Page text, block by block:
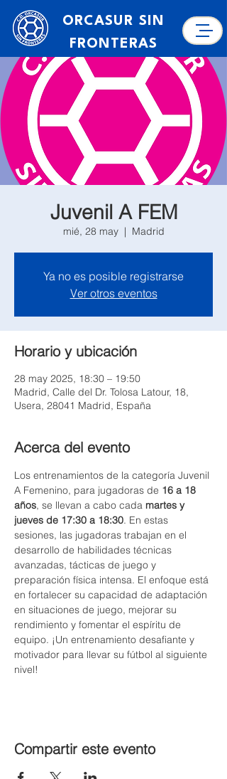
ORCASUR SIN
FRONTERAS
Juvenil A FEM
mié, 28 may
  |
Madrid
Ya no es posible registrarse
Ver otros eventos
Horario y ubicación
28 may 2025, 18:30 – 19:50
Madrid, Calle del Dr. Tolosa Latour, 18,
Usera, 28041 Madrid, España
Acerca del evento
Los entrenamientos de la categoría Juvenil
A Femenino, para jugadoras de 16 a 18
años, se llevan a cabo cada martes y
jueves de 17:30 a 18:30. En estas
sesiones, las jugadoras trabajan en el
desarrollo de habilidades técnicas
avanzadas, tácticas de juego y
preparación física intensa. El enfoque está
en fortalecer su capacidad de adaptación
en situaciones de juego, mejorar su
rendimiento y fomentar el espíritu de
equipo. ¡Un entrenamiento desafiante y
motivador para llevar su fútbol al siguiente
nivel!
Compartir este evento